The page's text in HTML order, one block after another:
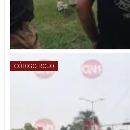
CÓDIGO ROJO